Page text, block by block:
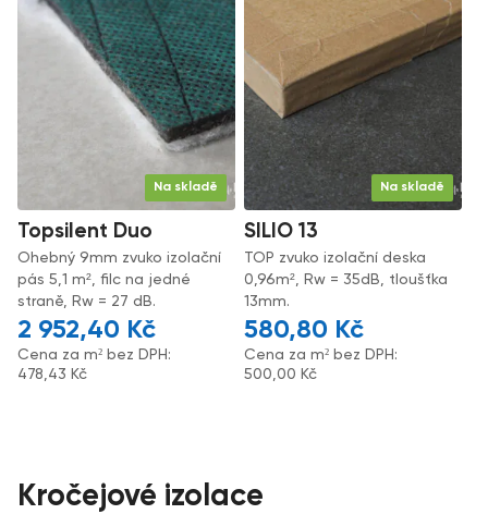
Na skladě
Topsilent Duo
Ohebný 9mm zvuko izolační
pás 5,1 m², filc na jedné
straně, Rw = 27 dB.
2 952,40 Kč
Cena za m² bez DPH:
478,43 Kč
Na skladě
SILIO 13
TOP zvuko izolační deska
0,96m², Rw = 35dB, tloušťka
13mm.
580,80 Kč
Cena za m² bez DPH:
500,00 Kč
Kročejové izolace